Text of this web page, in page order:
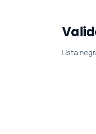
Lista